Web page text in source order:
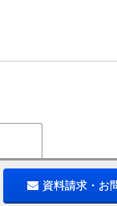
資料請求・お